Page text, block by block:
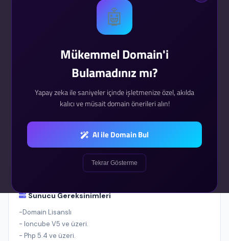
🤖
Mükemmel Domain'i
Bulamadınız mı?
Yapay zeka ile saniyeler içinde işletmenize özel, akılda
kalıcı ve müsait domain önerileri alın!
AI ile Domain Bul
Tekrar Gösterme
3.200
Demo Admin
Sunucu Gereksinimleri
-Domain Lisanslı
- Ioncube V5 ve üzeri.
- Php 5.4 ve üzeri.